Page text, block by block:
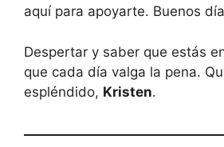
aquí para apoyarte. Buenos
Despertar y saber que estás
que cada día valga la pena.
espléndido, Kristen.